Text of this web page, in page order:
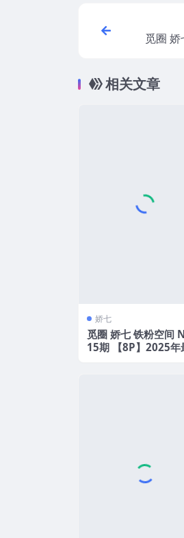
觅圈 娇
相关文章
娇七
觅圈 娇七 铁粉空间
15期 【8P】2025年